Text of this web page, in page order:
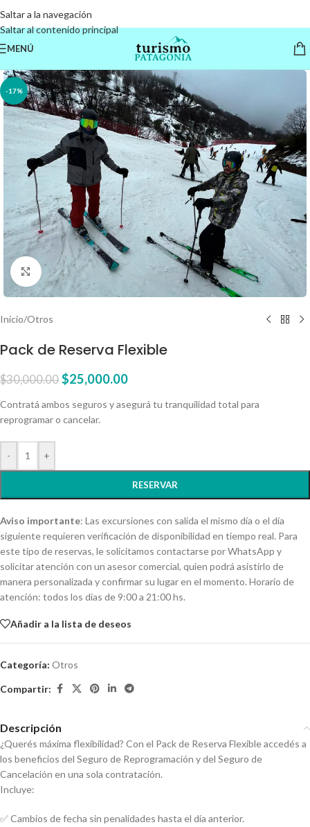
Saltar a la navegación
Saltar al contenido principal
MENÚ
-17%
Haga clic para ampliar
Inicio/Otros
Pack de Reserva Flexible
$30,000.00 $25,000.00
Contratá ambos seguros y asegurá tu tranquilidad total para
reprogramar o cancelar.
- +
RESERVAR
Aviso importante: Las excursiones con salida el mismo día o el día
siguiente requieren verificación de disponibilidad en tiempo real. Para
este tipo de reservas, le solicitamos contactarse por WhatsApp y
solicitar atención con un asesor comercial, quien podrá asistirlo de
manera personalizada y confirmar su lugar en el momento. Horario de
atención: todos los días de 9:00 a 21:00 hs.
Añadir a la lista de deseos
Categoría: Otros
Compartir:
Descripción
¿Querés máxima flexibilidad? Con el Pack de Reserva Flexible accedés a
los beneficios del Seguro de Reprogramación y del Seguro de
Cancelación en una sola contratación.
Incluye:
✅ Cambios de fecha sin penalidades hasta el día anterior.